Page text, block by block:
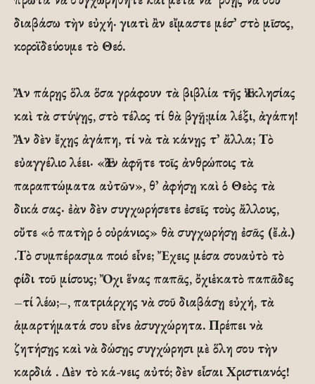
διαβάσω τὴν εὐχή· γιατὶ ἂν εἴμαστε μέσ᾽ στὸ μῖσος,
κοροϊδεύουμε τὸ Θεό.
Ἂν πάρῃς ὅλα ὅσα γράφουν τὰ βιβλία τῆς Ἐκκλησίας
καὶ τὰ στύψῃς, στὸ τέλος τί θὰ βγῇ;μία λέξι, ἀγάπη!
Ἂν δὲν ἔχῃς ἀγάπη, τί νὰ τὰ κάνῃς τ᾽ ἄλλα; Τὸ
εὐαγγέλιο λέει· «Ἐὰν ἀφῆτε τοῖς ἀνθρώποις τὰ
παραπτώματα αὐτῶν», θ᾽ ἀφήσῃ καὶ ὁ Θεὸς τὰ
δικά σας· ἐὰν δὲν συγχωρήσετε ἐσεῖς τοὺς ἄλλους,
οὔτε «ὁ πατὴρ ὁ οὐράνιος» θὰ συγχωρήσῃ ἐσᾶς (ἔ.ἀ.)
.Τὸ συμπέρασμα ποιό εἶνε; Ἔχεις μέσα σουαὐτὸ τὸ
φίδι τοῦ μίσους; Ὄχι ἕνας παπᾶς, ὄχιἑκατὸ παπᾶδες
–τί λέω;–, πατριάρχης νὰ σοῦ διαβάσῃ εὐχή, τὰ
ἁμαρτήματά σου εἶνε ἀσυγχώρητα. Πρέπει νὰ
ζητήσῃς καὶ νὰ δώσῃς συγχώρησι μὲ ὅλη σου τὴν
καρδιά . Δὲν τὸ κά-νεις αὐτό; δὲν εἶσαι Χριστιανός!